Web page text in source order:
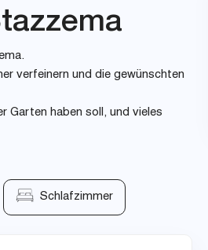
verfeinern und die gewünschten
Garten haben soll, und vieles
Schlafzimmer